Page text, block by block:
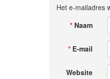
Het e-mailadres
* Naam
* E-mail
Website